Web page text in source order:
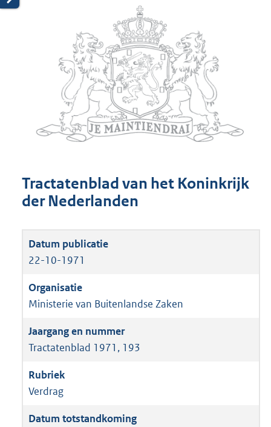
Tractatenblad van het Koninkrijk
der Nederlanden
22-10-1971
Ministerie van Buitenlandse Zaken
Tractatenblad 1971, 193
Verdrag